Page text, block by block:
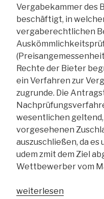
Vergabekammer des
beschäftigt, in
vergaberechtlichen
Rechte der Bieter
ein Verfahren zur
zugrunde. Die
wesentlichen
vorgesehenen
auszuschließen, da es
udem zmit dem Ziel
Wettbewerber vom
„VK
weiterlesen